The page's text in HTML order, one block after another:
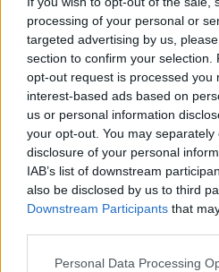
processing of your personal or
targeted advertising by us,
section to confirm your selection.
opt-out request is processed you
interest-based ads based on
us or personal information
your opt-out. You may
disclosure of your personal
IAB’s list of downstream
also be disclosed by us to third
Downstream Participants that
Please note that this website/app
Personal Data Processing
#CINEMAKLUB #FILMEK #
#VÍGJÁTÉK #CHARLIE ANGYALAI
#DOLPH LUNDGREN